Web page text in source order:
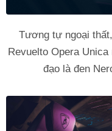
Tương tự ngoại
Revuelto Opera
đạo là đen